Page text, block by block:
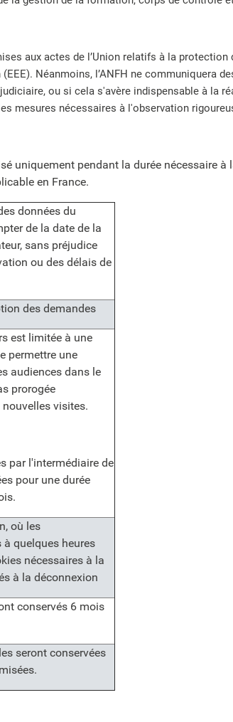
aux actes de l’Union relatifs à la
Néanmoins, l’ANFH ne communiquera
ou si cela s'avère indispensable à la
mesures nécessaires à l'observation
uniquement pendant la durée nécessaire
en France.
données du
de la date de la
sans préjudice
ou des délais de
des demandes
est limitée à une
permettre une
audiences dans le
prorogée
visites.
par l'intermédiaire de
pour une durée
où les
quelques heures
nécessaires à la
à la déconnexion
conservés 6 mois
seront conservées